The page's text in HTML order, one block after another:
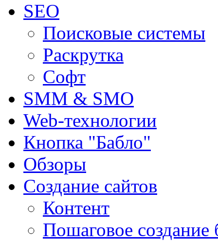
SEO
Поисковые системы
Раскрутка
Софт
SMM & SMO
Web-технологии
Кнопка "Бабло"
Обзоры
Создание сайтов
Контент
Пошаговое создание